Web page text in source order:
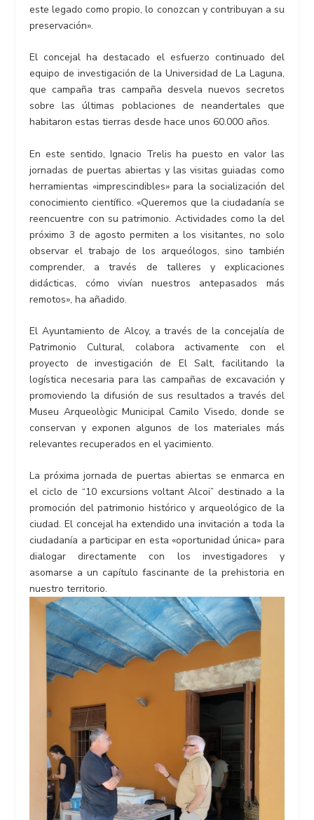
este legado como propio, lo conozcan y contribuyan a su
preservación».
El concejal ha destacado el esfuerzo continuado del
equipo de investigación de la Universidad de La Laguna,
que campaña tras campaña desvela nuevos secretos
sobre las últimas poblaciones de neandertales que
habitaron estas tierras desde hace unos 60.000 años.
En este sentido, Ignacio Trelis ha puesto en valor las
jornadas de puertas abiertas y las visitas guiadas como
herramientas «imprescindibles» para la socialización del
conocimiento científico. «Queremos que la ciudadanía se
reencuentre con su patrimonio. Actividades como la del
próximo 3 de agosto permiten a los visitantes, no solo
observar el trabajo de los arqueólogos, sino también
comprender, a través de talleres y explicaciones
didácticas, cómo vivían nuestros antepasados más
remotos», ha añadido.
El Ayuntamiento de Alcoy, a través de la concejalía de
Patrimonio Cultural, colabora activamente con el
proyecto de investigación de El Salt, facilitando la
logística necesaria para las campañas de excavación y
promoviendo la difusión de sus resultados a través del
Museu Arqueològic Municipal Camilo Visedo, donde se
conservan y exponen algunos de los materiales más
relevantes recuperados en el yacimiento.
La próxima jornada de puertas abiertas se enmarca en
el ciclo de “10 excursions voltant Alcoi” destinado a la
promoción del patrimonio histórico y arqueológico de la
ciudad. El concejal ha extendido una invitación a toda la
ciudadanía a participar en esta «oportunidad única» para
dialogar directamente con los investigadores y
asomarse a un capítulo fascinante de la prehistoria en
nuestro territorio.